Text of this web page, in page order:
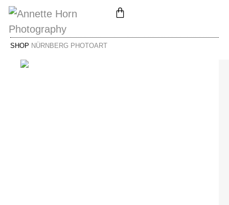
SHOP NÜRNBERG PHOTOART